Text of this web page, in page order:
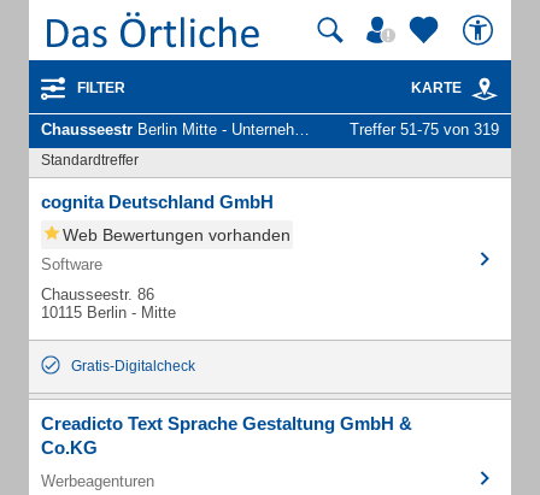
FILTER KARTE
Chausseestr Berlin Mitte - Unternehmen und Personen Treffer 51-75 von 319
Standardtreffer
cognita Deutschland GmbH
Web Bewertungen vorhanden
Software
Chausseestr. 86
10115 Berlin - Mitte
Gratis-Digitalcheck
Creadicto Text Sprache Gestaltung GmbH &
Co.KG
Werbeagenturen